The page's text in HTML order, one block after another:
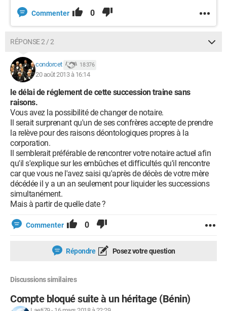
Commenter 0
RÉPONSE 2 / 2
condorcet 18 376
20 août 2013 à 16:14
le délai de réglement de cette succession traine sans
raisons.
Vous avez la possibilité de changer de notaire.
Il serait surprenant qu'un de ses confrères accepte de prendre
la relève pour des raisons déontologiques propres à la
corporation.
Il semblerait préférable de rencontrer votre notaire actuel afin
qu'il s'explique sur les embûches et difficultés qu'il rencontre
car que vous ne l'avez saisi qu'après de décès de votre mère
décédée il y a un an seulement pour liquider les successions
simultanément.
Mais à partir de quelle date ?
Commenter 0
Répondre Posez votre question
Discussions similaires
Compte bloqué suite à un héritage (Bénin)